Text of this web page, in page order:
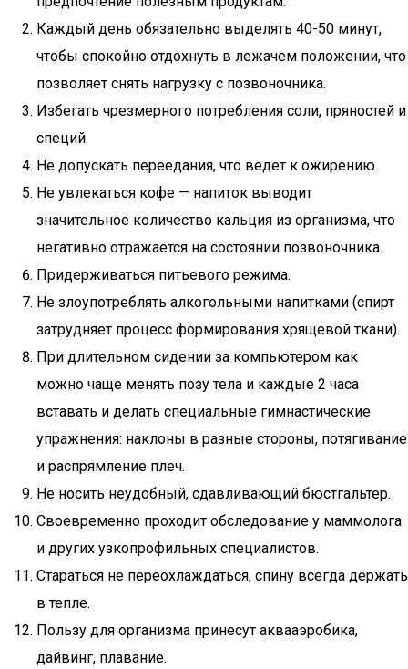
Каждый день обязательно выделять 40-50 минут,
чтобы спокойно отдохнуть в лежачем положении, что
позволяет снять нагрузку с позвоночника.
Избегать чрезмерного потребления соли, пряностей и
специй.
Не допускать переедания, что ведет к ожирению.
Не увлекаться кофе — напиток выводит
значительное количество кальция из организма, что
негативно отражается на состоянии позвоночника.
Придерживаться питьевого режима.
Не злоупотреблять алкогольными напитками (спирт
затрудняет процесс формирования хрящевой ткани).
При длительном сидении за компьютером как
можно чаще менять позу тела и каждые 2 часа
вставать и делать специальные гимнастические
упражнения: наклоны в разные стороны, потягивание
и распрямление плеч.
Не носить неудобный, сдавливающий бюстгальтер.
Своевременно проходит обследование у маммолога
и других узкопрофильных специалистов.
Стараться не переохлаждаться, спину всегда держать
в тепле.
Пользу для организма принесут аквааэробика,
дайвинг, плавание.